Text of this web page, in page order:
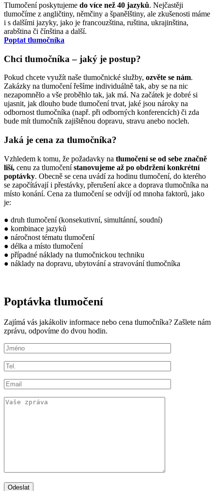
Tlumočení poskytujeme do více než 40 jazyků. Nejčastěji
tlumočíme z angličtiny, němčiny a španělštiny, ale zkušenosti máme
i s dalšími jazyky, jako je francouzština, ruština, ukrajinština,
arabština či čínština a další.
Poptat tlumočníka
Chci tlumočníka – jaký je postup?
Pokud chcete využít naše tlumočnické služby, ozvěte se nám.
Zakázky na tlumočení řešíme individuálně tak, aby se na nic
nezapomnělo a vše proběhlo tak, jak má. Na začátek je dobré si
ujasnit, jak dlouho bude tlumočení trvat, jaké jsou nároky na
odbornost tlumočníka (např. při odborných konferencích) či zda
bude mít tlumočník zajištěnou dopravu, stravu anebo nocleh.
Jaká je cena za tlumočníka?
Vzhledem k tomu, že požadavky na tlumočení se od sebe značně
liší, cenu za tlumočenístanovujeme až po obdržení konkrétní
poptávky. Obecně se cena uvádí za hodinu tlumočení, do kterého
se započítávají i přestávky, přerušení akce a doprava tlumočníka na
místo konání. Cena za tlumočení se odvíjí od mnoha faktorů, jako
je:
● druh tlumočení (konsekutivní, simultánní, soudní)
● kombinace jazyků
● náročnost tématu tlumočení
● délka a místo tlumočení
● případné náklady na tlumočnickou techniku
● náklady na dopravu, ubytování a stravování tlumočníka
Poptávka tlumočení
Zajímá vás jakákoliv informace nebo cena tlumočníka? Zašlete nám
zprávu, odpovíme do dvou hodin.